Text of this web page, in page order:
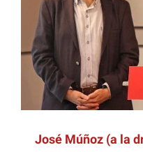
José Múñoz (a la